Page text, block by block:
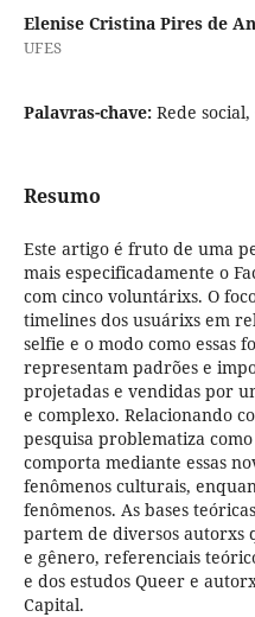
Elenise Cristina Pires de
UFES
Palavras-chave: Rede
Resumo
Este artigo é fruto de uma
mais especificadamente o
com cinco voluntárixs. O
timelines dos usuárixs em
selfie e o modo como essas
representam padrões e
projetadas e vendidas por
e complexo. Relacionando
pesquisa problematiza
comporta mediante essas
fenômenos culturais,
fenômenos. As bases
partem de diversos autorxs
e gênero, referenciais
e dos estudos Queer e
Capital.